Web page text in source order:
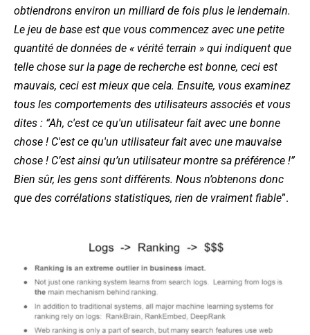
obtiendrons environ un milliard de fois plus le lendemain.
Le jeu de base est que vous commencez avec une petite
quantité de données de « vérité terrain » qui indiquent que
telle chose sur la page de recherche est bonne, ceci est
mauvais, ceci est mieux que cela. Ensuite, vous examinez
tous les comportements des utilisateurs associés et vous
dites : “Ah, c'est ce qu'un utilisateur fait avec une bonne
chose ! C'est ce qu'un utilisateur fait avec une mauvaise
chose ! C’est ainsi qu’un utilisateur montre sa préférence !”
Bien sûr, les gens sont différents. Nous n’obtenons donc
que des corrélations statistiques, rien de vraiment fiable”.